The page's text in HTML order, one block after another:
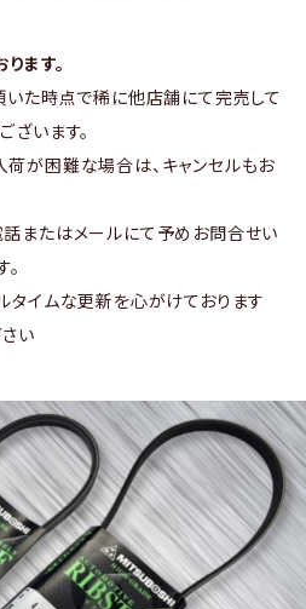
ます。
いた時点で稀に他店舗にて完売して
ざいます。
が困難な場合は、キャンセルもお
またはメールにて予めお問合せい
タイムな更新を心がけております
い